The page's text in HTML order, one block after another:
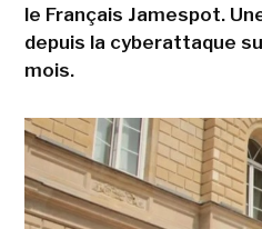
le Français Jamespot.
depuis la cyberattaque
mois.